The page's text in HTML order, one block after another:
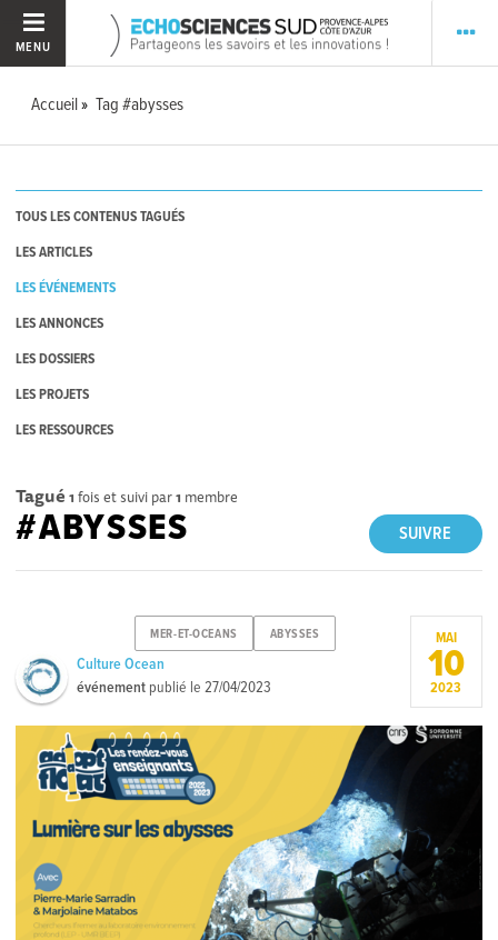
MENU
Accueil Tag #abysses
TOUS LES CONTENUS TAGUÉS
LES ARTICLES
LES ÉVÉNEMENTS
LES ANNONCES
LES DOSSIERS
LES PROJETS
LES RESSOURCES
Tagué 1 fois et suivi par1 membre
SUIVRE
#ABYSSES
MER-ET-OCEANS ABYSSES
Culture Ocean
événement publié le27/04/2023
MAI
10
2023